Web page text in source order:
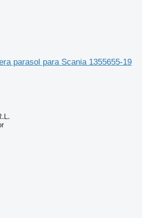
parasol para Scania 1355655-19